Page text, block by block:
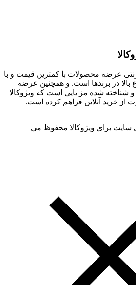
عرضه محصولات با کمترین قیمت و با
بالا در برندها است. و همچنین عرضه
شناخته شده مزایایی است که ویژوکالا
از خرید آنلاین فراهم کرده است.
سایت برای ویژوکالا محفوظ می